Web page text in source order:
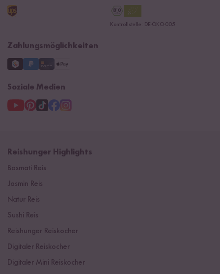
Reishunger Gutscheine
Datenschutzerklärung
Kontrollstelle: DE-ÖKO-005
Zahlungsmöglichkeiten
Soziale Medien
Reishunger Highlights
Basmati Reis
Jasmin Reis
Natur Reis
Sushi Reis
Reishunger Reiskocher
Digitaler Reiskocher
Digitaler Mini Reiskocher